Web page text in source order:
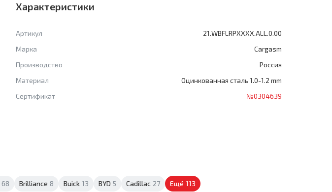
Характеристики
Артикул
21.WBFLRPXXXX.ALL.0.00
Марка
Cargasm
Производство
Россия
Материал
Оцинкованная сталь 1.0-1.2 mm
Сертификат
№0304639
68 Brilliance 8 Buick 13 BYD 5 Cadillac 27 Ещё 113